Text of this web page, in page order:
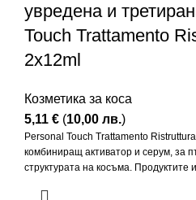
увредена и
Touch Trattamento
2х12ml
Козметика за коса
5,11 € (10,00 лв.)
Personal Touch Trattamento
комбиниращ активатор и серум, за
структурата на косъма. Продуктите